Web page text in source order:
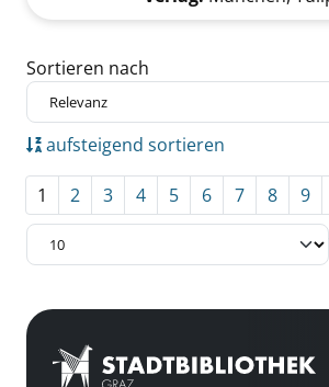
Zu den Suchfiltern springen
Sortieren nach
aufsteigend sortieren
1 2 3 4 5 6 7 8 9